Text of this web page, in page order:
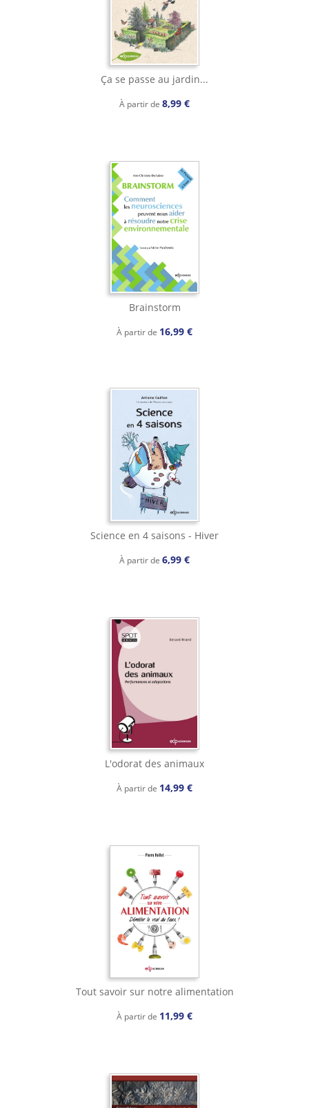
Ça se passe au jardin...
À partir de 8,99 €
Brainstorm
À partir de 16,99 €
Science en 4 saisons - Hiver
À partir de 6,99 €
L'odorat des animaux
À partir de 14,99 €
Tout savoir sur notre alimentation
À partir de 11,99 €